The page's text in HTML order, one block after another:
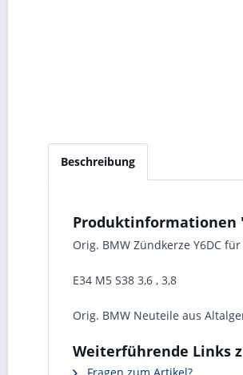
Beschreibung
Produktinformationen
Orig. BMW Zündkerze Y6DC
E34 M5 S38 3,6 , 3,8
Orig. BMW Neuteile aus
Weiterführende Links